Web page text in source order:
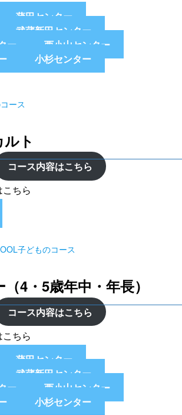
蒲田センター
武蔵新田センター
ー
西小山センター
小杉センター
ース
ト
コース内容はこちら
ちら
子どものコース
4・5歳年中・年長）
コース内容はこちら
ちら
蒲田センター
武蔵新田センター
ー
西小山センター
小杉センター